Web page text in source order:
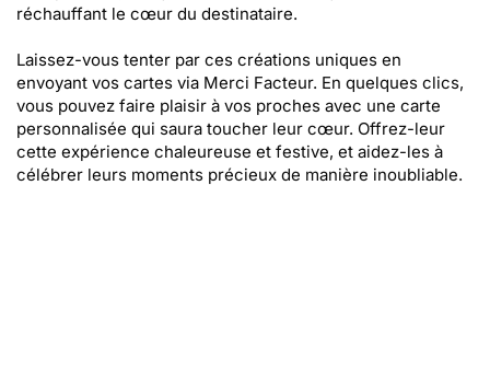
réchauffant le cœur du destinataire.
Laissez-vous tenter par ces créations uniques en
envoyant vos cartes via Merci Facteur. En quelques clics,
vous pouvez faire plaisir à vos proches avec une carte
personnalisée qui saura toucher leur cœur. Offrez-leur
cette expérience chaleureuse et festive, et aidez-les à
célébrer leurs moments précieux de manière inoubliable.